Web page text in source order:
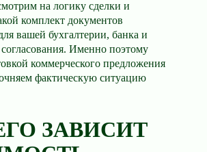
на логику сделки и
комплект документов
вашей бухгалтерии, банка и
Именно поэтому
коммерческого предложения
фактическую ситуацию
ЗАВИСИТ